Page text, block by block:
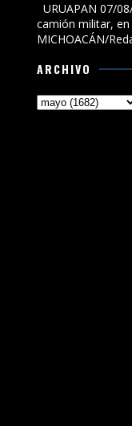
URUAPAN 07/
camión militar,
MICHOACÁN/
ARCHIVO